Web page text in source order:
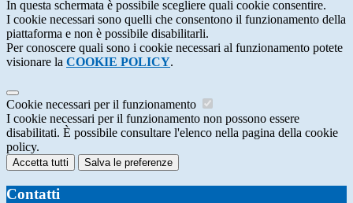
In questa schermata è possibile scegliere quali cookie consentire.
I cookie necessari sono quelli che consentono il funzionamento della
piattaforma e non è possibile disabilitarli.
Per conoscere quali sono i cookie necessari al funzionamento potete
visionare la COOKIE POLICY.
Cookie necessari per il funzionamento
I cookie necessari per il funzionamento non possono essere
disabilitati. È possibile consultare l'elenco nella pagina della cookie
policy.
Accetta tutti Salva le preferenze
Contatti